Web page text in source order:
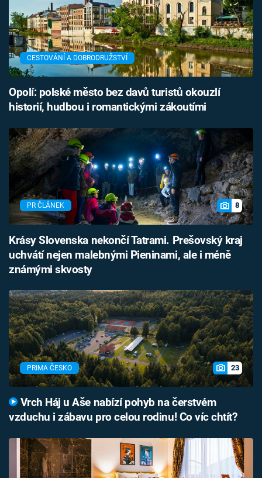
CESTOVÁNÍ A DOBRODRUŽSTVÍ
Opolí: polské město bez davů turistů okouzlí
historií, hudbou i romantickými zákoutími
PR ČLÁNEK 8
Krásy Slovenska nekončí Tatrami. Prešovský kraj
uchvátí nejen malebnými Pieninami, ale i méně
známými skvosty
PRIMA ČESKO 23
Vrch Háj u Aše nabízí pohyb na čerstvém
vzduchu i zábavu pro celou rodinu! Co víc chtít?